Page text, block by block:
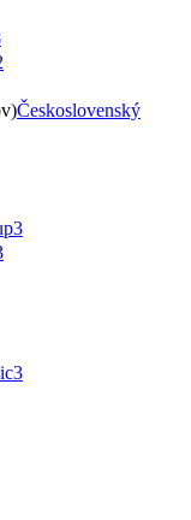
Československý
3
3